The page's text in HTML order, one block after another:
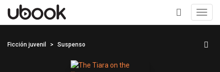
+
Ficción juvenil Suspenso